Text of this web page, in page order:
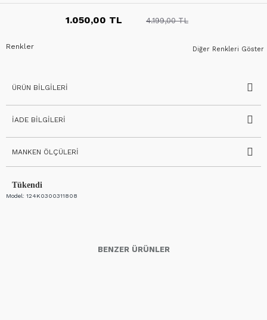
Tükendi
Model: 124K0300311808
1.050,00 TL 4.199,00 TL
Diğer Renkleri Göster
Renkler
ÜRÜN BILGILERI
İADE BILGILERI
MANKEN ÖLÇÜLERI
BENZER ÜRÜNLER